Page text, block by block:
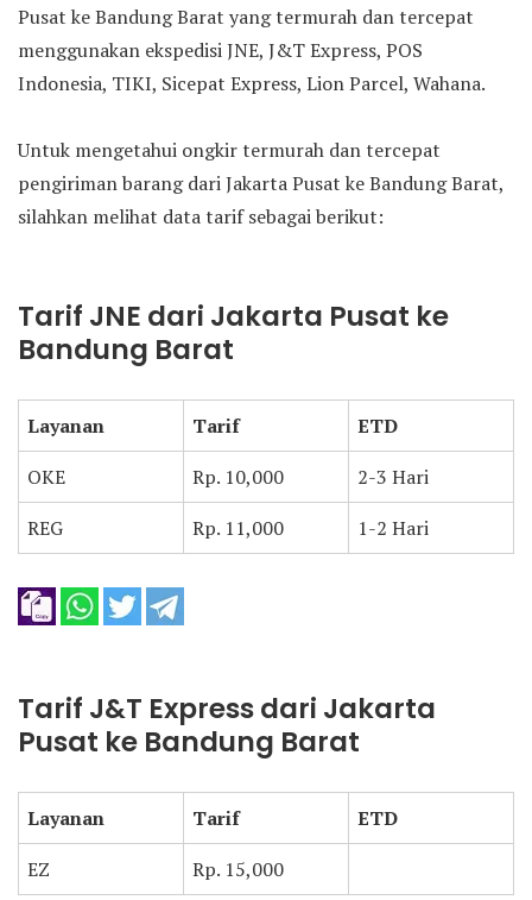
Pusat ke Bandung Barat yang termurah dan tercepat
menggunakan ekspedisi JNE, J&T Express, POS
Indonesia, TIKI, Sicepat Express, Lion Parcel, Wahana.
Untuk mengetahui ongkir termurah dan tercepat
pengiriman barang dari Jakarta Pusat ke Bandung Barat,
silahkan melihat data tarif sebagai berikut:
Tarif JNE dari Jakarta Pusat ke
Bandung Barat
Layanan Tarif
ETD
OKE
Rp. 10,000
2-3 Hari
REG
Rp. 11,000 1-2 Hari
Tarif J&T Express dari Jakarta
Pusat ke Bandung Barat
Layanan Tarif
ETD
EZ
Rp. 15,000